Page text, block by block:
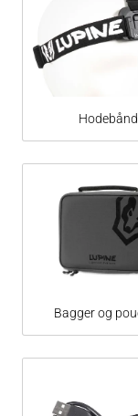
Hodebånd
Bagger og